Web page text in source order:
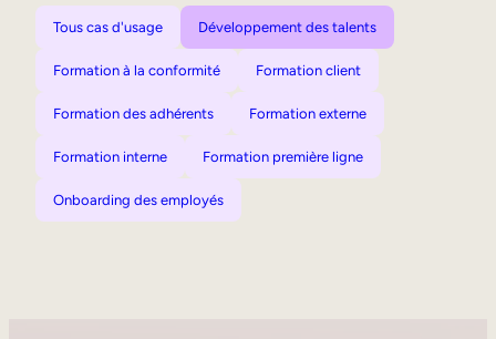
Tous cas d'usage Développement des talents
Formation à la conformité Formation client
Formation des adhérents Formation externe
Formation interne Formation première ligne
Onboarding des employés